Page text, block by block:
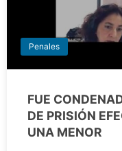
Penales
FUE
DE PRISIÓN
UNA MENOR